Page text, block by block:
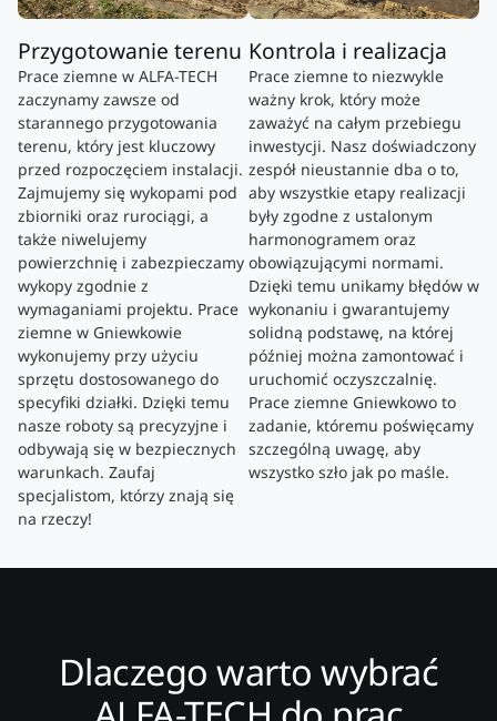
Przygotowanie terenu
Prace ziemne w ALFA-TECH
zaczynamy zawsze od
starannego przygotowania
terenu, który jest kluczowy
przed rozpoczęciem instalacji.
Zajmujemy się wykopami pod
zbiorniki oraz rurociągi, a
także niwelujemy
powierzchnię i zabezpieczamy
wykopy zgodnie z
wymaganiami projektu. Prace
ziemne w Gniewkowie
wykonujemy przy użyciu
sprzętu dostosowanego do
specyfiki działki. Dzięki temu
nasze roboty są precyzyjne i
odbywają się w bezpiecznych
warunkach. Zaufaj
specjalistom, którzy znają się
na rzeczy!
Kontrola i realizacja
Prace ziemne to niezwykle
ważny krok, który może
zaważyć na całym przebiegu
inwestycji. Nasz doświadczony
zespół nieustannie dba o to,
aby wszystkie etapy realizacji
były zgodne z ustalonym
harmonogramem oraz
obowiązującymi normami.
Dzięki temu unikamy błędów w
wykonaniu i gwarantujemy
solidną podstawę, na której
później można zamontować i
uruchomić oczyszczalnię.
Prace ziemne Gniewkowo to
zadanie, któremu poświęcamy
szczególną uwagę, aby
wszystko szło jak po maśle.
Dlaczego warto wybrać